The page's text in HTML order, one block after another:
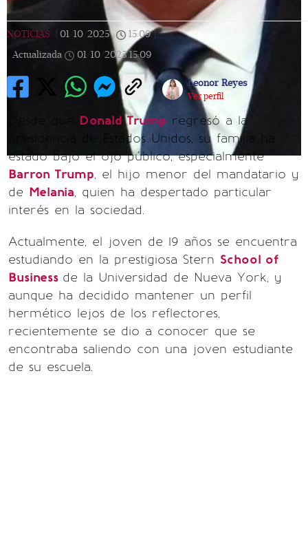
NOTICIAS 01/10/2025 | 15:09 |
Actualizada
01/10/2025 15:09
Leonor Reyes
Ver perfil
Donald Trump regresó a la
presidencia de Estados Unidos, su familia ha
estado bajo el ojo público, especialmente
Barron Trump, el hijo menor del mandatario y
de Melania, quien ha despertado particular
interés en la sociedad.
Actualmente, el joven de 19 años se encuentra
estudiando en la prestigiosa Stern School of
Business de la Universidad de Nueva York, y
aunque ha decidido mantener un perfil
hermético lejos de los reflectores,
recientemente se dio a conocer que se
encontraba saliendo con una joven estudiante
de su escuela.